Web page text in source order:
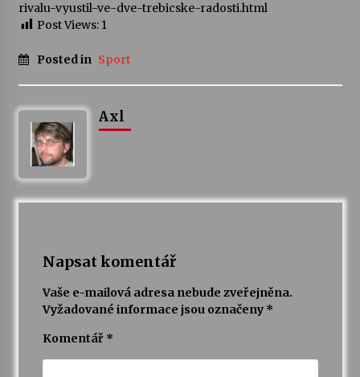
rivalu-vyustil-ve-dve-trebicske-radosti.html
Post Views: 1
Posted in Sport
Axl
Napsat komentář
Vaše e-mailová adresa nebude zveřejněna.
Vyžadované informace jsou označeny *
Komentář *